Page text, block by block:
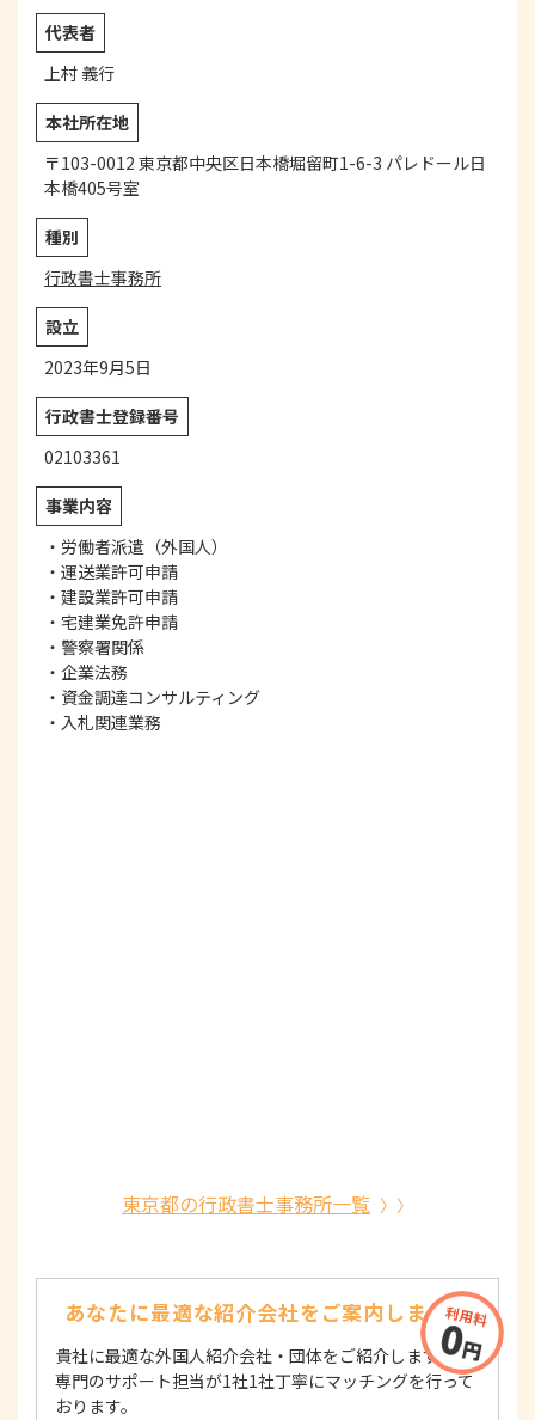
代表者
上村 義行
本社所在地
〒103-0012 東京都中央区日本橋堀留町1-6-3 パレドール日
本橋405号室
種別
行政書士事務所
設立
2023年9月5日
行政書士登録番号
02103361
事業内容
・労働者派遣（外国人）
・運送業許可申請
・建設業許可申請
・宅建業免許申請
・警察署関係
・企業法務
・資金調達コンサルティング
・入札関連業務
東京都の行政書士事務所一覧
あなたに最適な紹介会社をご案内します！
貴社に最適な外国人紹介会社・団体をご紹介します！
専門のサポート担当が1社1社丁寧にマッチングを行って
おります。